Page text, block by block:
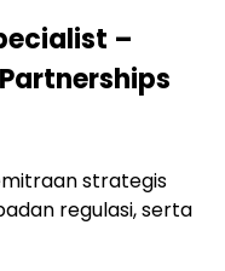
–
strategis
regulasi, serta